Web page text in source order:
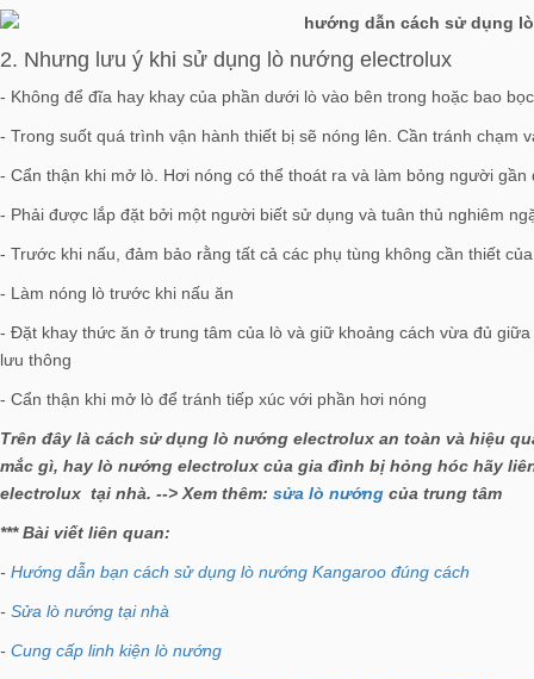
2. Nhưng lưu ý khi sử dụng lò nướng electrolux
- Không để đĩa hay khay của phần dưới lò vào bên trong hoặc bao
- Trong suốt quá trình vận hành thiết bị sẽ nóng lên. Cần tránh chạm
- Cẩn thận khi mở lò. Hơi nóng có thể thoát ra và làm bỏng người gần
- Phải được lắp đặt bởi một người biết sử dụng và tuân thủ nghiêm
- Trước khi nấu, đảm bảo rằng tất cả các phụ tùng không cần thiết
- Làm nóng lò trước khi nấu ăn
- Đặt khay thức ăn ở trung tâm của lò và giữ khoảng cách vừa đủ
lưu thông
- Cẩn thận khi mở lò để tránh tiếp xúc với phần hơi nóng
Trên đây là cách sử dụng lò nướng electrolux an toàn và hiệu
mắc gì, hay lò nướng electrolux của gia đình bị hỏng hóc hãy
electrolux tại nhà. --> Xem thêm: sửa lò nướng của trung tâm
*** Bài viết liên quan:
- Hướng dẫn bạn cách sử dụng lò nướng Kangaroo đúng cách
- Sửa lò nướng tại nhà
- Cung cấp linh kiện lò nướng